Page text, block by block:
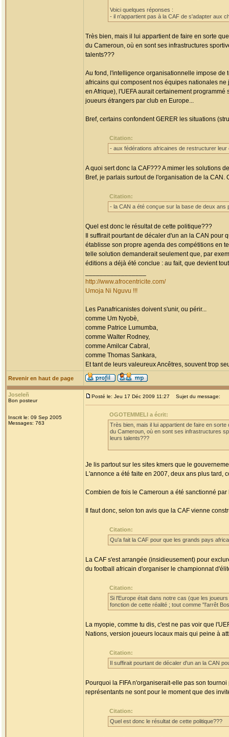
Voici quelques réponses :
- il n'appartient pas à la CAF de s'adapter aux
Très bien, mais il lui appartient de faire en sorte
du Cameroun, où en sont ses infrastructures
talents???
Au fond, l'intelligence organisationnelle impose de
africains qui composent nos équipes nationales
en Afrique), l'UEFA aurait certainement
joueurs étrangers par club en Europe...
Bref, certains confondent GERER les situations
Citation:
- aux fédérations africaines de restructurer
A quoi sert donc la CAF??? A mimer les solutions
Bref, je parlais surtout de l'organisation de la
Citation:
- la CAN a été conçue sur la base de deux
Quel est donc le résultat de cette politique???
Il suffirait pourtant de décaler d'un an la CAN
établisse son propre agenda des compétitions en
telle solution demanderait seulement que, par
éditions a déjà été conclue : au fait, que devient
http://www.afrocentricite.com/
Umoja Ni Nguvu !!!
Les Panafricanistes doivent s'unir, ou périr...
comme Um Nyobè,
comme Patrice Lumumba,
comme Walter Rodney,
comme Amilcar Cabral,
comme Thomas Sankara,
Et tant de leurs valeureux Ancêtres, souvent trop
Revenir en haut de page
Joseleñ
Bon posteur
Inscrit le: 09 Sep 2005
Messages: 763
Posté le: Jeu 17 Déc 2009 11:27 Sujet du message:
OGOTEMMELI a écrit:
Très bien, mais il lui appartient de faire en
du Cameroun, où en sont ses infrastructures
leurs talents???
Je lis partout sur les sites kmers que le
L'annonce a été faite en 2007, deux ans plus tard,
Combien de fois le Cameroun a été sanctionné
Il faut donc, selon ton avis que la CAF vienne
Citation:
Qu'a fait la CAF pour que les grands pays
La CAF s'est arrangée (insidieusement) pour
du football africain d'organiser le championnat
Citation:
Si l'Europe était dans notre cas (que les
fonction de cette réalité ; tout comme "l'arrêt
La myopie, comme tu dis, c'est ne pas voir que
Nations, version joueurs locaux mais qui peine à
Citation:
Il suffirait pourtant de décaler d'un an la CAN
Pourquoi la FIFA n'organiserait-elle pas son
représentants ne sont pour le moment que des
Citation:
Quel est donc le résultat de cette politique???